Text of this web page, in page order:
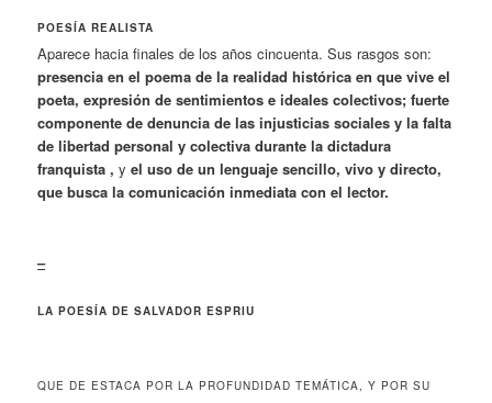
POESÍA REALISTA
Aparece hacia finales de los años cincuenta. Sus rasgos son:
presencia en el poema de la realidad histórica en que vive el
poeta, expresión de sentimientos e ideales colectivos; fuerte
componente de denuncia de las injusticias sociales y la falta
de libertad personal y colectiva durante la dictadura
franquista , yel uso de un lenguaje sencillo, vivo y directo,
que busca la comunicación inmediata con el lector.
–
LA POESÍA DE SALVADOR ESPRIU
QUE DE ESTACA POR LA PROFUNDIDAD TEMÁTICA, Y POR SU